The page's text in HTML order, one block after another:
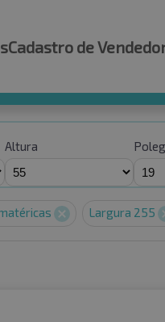
Cadastro de
Altura
Largura 255